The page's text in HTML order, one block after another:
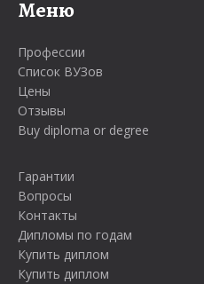
Меню
Профессии
Список ВУЗов
Цены
Отзывы
Buy diploma or degree
Гарантии
Вопросы
Контакты
Дипломы по годам
Купить диплом
Купить диплом